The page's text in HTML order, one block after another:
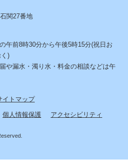
関27番地
午前8時30分から午後5時15分(祝日お
)
や漏水・濁り水・料金の相談などは午
イトマップ
個人情報保護 アクセシビリティ